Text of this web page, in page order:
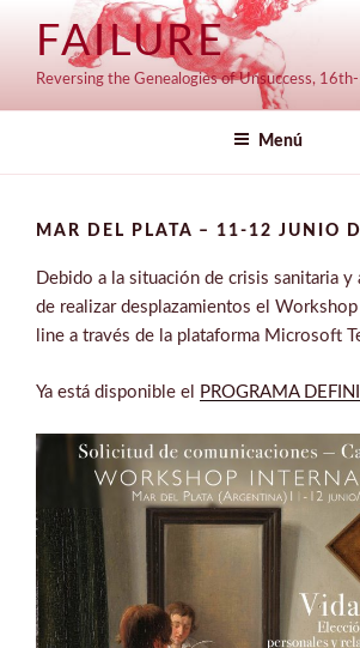
contenido
FAILURE
Reversing the Genealogies of Unsuccess,
Menú
MAR DEL PLATA – 11-12 JUNIO
Debido a la situación de crisis sanitaria y
de realizar desplazamientos el
line a través de la plataforma Microsoft
Ya está disponible el PROGRAMA